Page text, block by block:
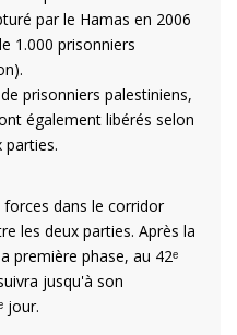
par le Hamas en 2006
1.000 prisonniers
prisonniers palestiniens,
également libérés selon
parties.
dans le corridor
les deux parties. Après la
première phase, au 42ᵉ
jusqu'à son
jour.